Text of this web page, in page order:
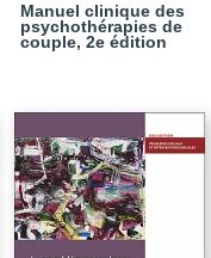
Manuel clinique des
psychothérapies de
couple, 2e édition